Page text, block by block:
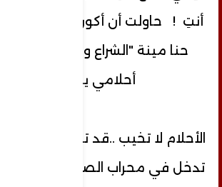
أنتِ ! حاولت أن أكون "بحاراً كما في
حنا مينة "الشراع والعاصفة "؟
أحلامي يا ميساء ،
الأحلام لا تخيب ..قد تتأخر ..وقد
تدخل في محراب الصمت ..ولكنها لا